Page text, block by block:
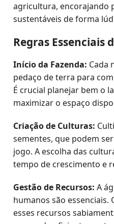
agricultura, encorajando
sustentáveis de forma
Regras Essenciais
Início da Fazenda: Cada
pedaço de terra para
É crucial planejar bem o
maximizar o espaço
Criação de Culturas:
sementes, que podem
jogo. A escolha das
tempo de crescimento e
Gestão de Recursos: A
humanos são
esses recursos